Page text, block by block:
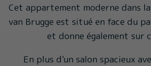
Cet appartement moderne dans
van Brugge est situé en face du
et donne également sur
En plus d'un salon spacieux